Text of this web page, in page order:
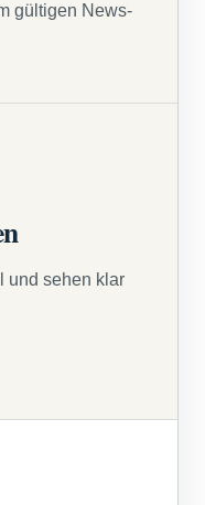
gültigen News-
und sehen klar